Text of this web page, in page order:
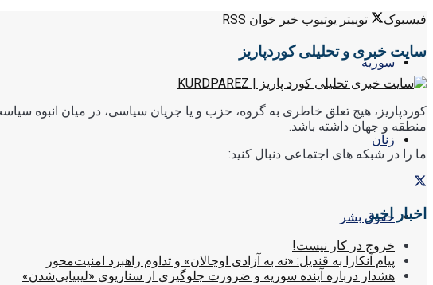
سوریه
زنان
حقوق بشر
فیسبوک
توییتر یوتیوب خبر خوان RSS
سایت خبری و تحلیلی کوردپاریز
کوردپاریز، هیچ تعلق خاطری به گروه، حزب و یا جریان سیاسی، در میان انبوه
منطقه و جهان داشته باشد.
ما را در شبکه های اجتماعی دنبال کنید:
اخبار اخیر
خروج در کار نیست!
پیام آنکارا به قندیل: «نه به آزادی اوجالان» و تداوم راهبرد امنیت‌محور
هشدار درباره آینده سوریه و ضرورت جلوگیری از سناریوی «لیبیایی‌شدن»